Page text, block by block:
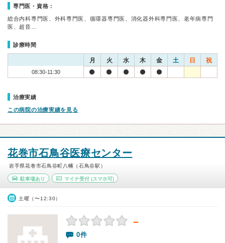
専門医・資格：
総合内科専門医、外科専門医、循環器専門医、消化器外科専門医、老年病専門
医、超音…
診療時間
月 火 水 木 金 土 日 祝
08:30-11:30
治療実績
この病院の治療実績を見る
花巻市石鳥谷医療センター
岩手県花巻市石鳥谷町八幡（石鳥谷駅）
駐車場あり マイナ受付(スマホ可)
土曜（〜12:30）
－
0件